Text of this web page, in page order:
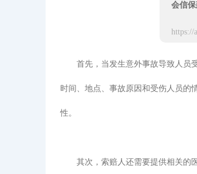
会信
首先，当发生意外事故导致人员
时间、地点、事故原因和受伤人员的
性。
其次，索赔人还需要提供相关的